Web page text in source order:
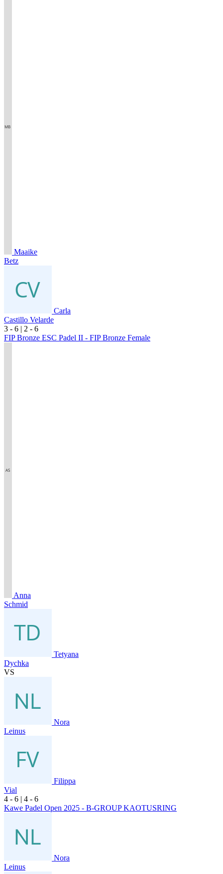
Maaike
Betz
Carla
Castillo Velarde
3 - 6 | 2 - 6
FIP Bronze ESC Padel II - FIP Bronze Female
Anna
Schmid
Tetyana
Dychka
VS
Nora
Leinus
Filippa
Vial
4 - 6 | 4 - 6
Kawe Padel Open 2025 - B-GROUP KAOTUSRING
Nora
Leinus